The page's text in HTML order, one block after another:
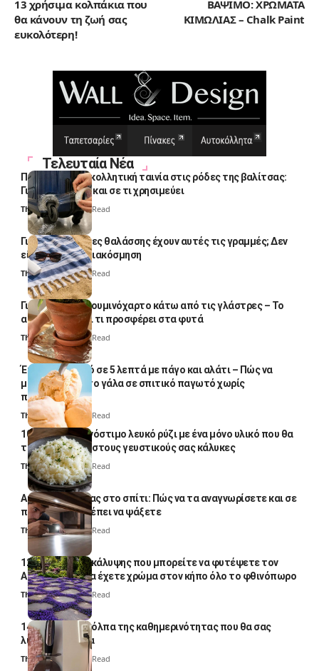
13 χρήσιμα κολπάκια που
θα κάνουν τη ζωή σας
ευκολότερη!
ΒΑΨΙΜΟ: ΧΡΩΜΑΤΑ
ΚΙΜΩΛΙΑΣ – Chalk Paint
Τελευταία Νέα
Πολλοί βάζουν κολλητική ταινία στις ρόδες της βαλίτσας:
Γιατί το κάνουν και σε τι χρησιμεύει
Thali Ombre4 Min Read
Γιατί οι πετσέτες θαλάσσης έχουν αυτές τις γραμμές; Δεν
είναι μόνο για διακόσμηση
Thali Ombre5 Min Read
Γιατί βάζουν αλουμινόχαρτο κάτω από τις γλάστρες – Το
απλό κόλπο και τι προσφέρει στα φυτά
Thali Ombre4 Min Read
Έτοιμο παγωτό σε 5 λεπτά με πάγο και αλάτι – Πώς να
μετατρέψετε το γάλα σε σπιτικό παγωτό χωρίς
παγωτομηχανή
Thali Ombre 4 Min Read
10 φορές ποιο νόστιμο λευκό ρύζι με ένα μόνο υλικό που θα
το απογειώσει στους γευστικούς σας κάλυκες
Thali Ombre4 Min Read
Αυγά κατσαρίδας στο σπίτι: Πώς να τα αναγνωρίσετε και σε
ποια σημεία πρέπει να ψάξετε
Thali Ombre4 Min Read
12 φυτά εδαφοκάλυψης που μπορείτε να φυτέψετε τον
Αύγουστο για να έχετε χρώμα στον κήπο όλο το φθινόπωρο
Thali Ombre7 Min Read
14 πανέξυπνα κόλπα της καθημερινότητας που θα σας
λύσουν τα χέρια
Thali Ombre 6 Min Read